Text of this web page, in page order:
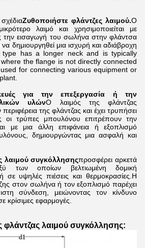
Ζυθοποιήστε φλάντζες λαιμού.Ο
λαιμό και χρησιμοποιείται με
την εισαγωγή του σωλήνα στην φλάντσα
δημιουργηθεί μια ισχυρή και αδιάβροχη
type has a longer neck and is typically
the flange is not directly connected
for connecting various equipment or
για την επεξεργασία ή την
υλώνΟ λαιμός της φλάντζας
της φλάντζας και έχει τρυπήσει
οι τρύπες μπουλόνου επιτρέπουν την
με μια άλλη επιφάνεια ή εξοπλισμό
δημιουργώντας μια ασφαλή και
λαιμού συγκόλλησηςπροσφέρει αρκετά
των οποίων βελτιωμένη δομική
σε υψηλές πιέσεις και θερμοκρασίες.Η
στον σωλήνα ή τον εξοπλισμό παρέχει
σύνδεση, μειώνοντας τον κίνδυνο
κρίσιμες εφαρμογές.
φλάντζας λαιμού συγκόλλησης: